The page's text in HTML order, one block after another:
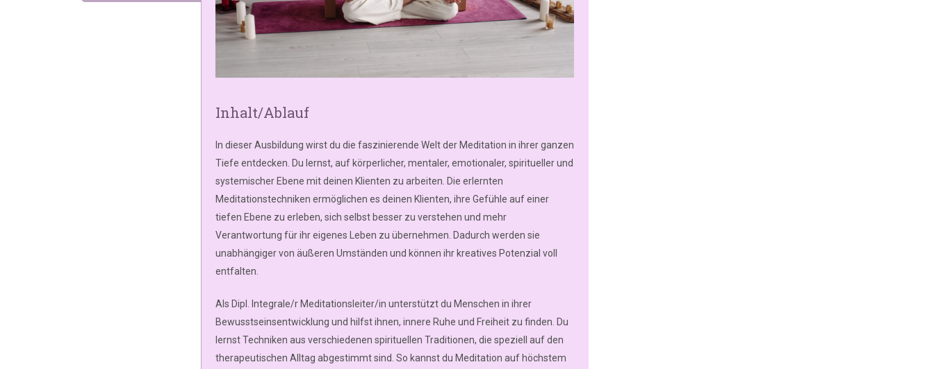
Inhalt/Ablauf
In dieser Ausbildung wirst du die faszinierende Welt der Meditation in ihrer ganzen
Tiefe entdecken. Du lernst, auf körperlicher, mentaler, emotionaler, spiritueller und
systemischer Ebene mit deinen Klienten zu arbeiten. Die erlernten
Meditationstechniken ermöglichen es deinen Klienten, ihre Gefühle auf einer
tiefen Ebene zu erleben, sich selbst besser zu verstehen und mehr
Verantwortung für ihr eigenes Leben zu übernehmen. Dadurch werden sie
unabhängiger von äußeren Umständen und können ihr kreatives Potenzial voll
entfalten.
Als Dipl. Integrale/r Meditationsleiter/in unterstützt du Menschen in ihrer
Bewusstseinsentwicklung und hilfst ihnen, innere Ruhe und Freiheit zu finden. Du
lernst Techniken aus verschiedenen spirituellen Traditionen, die speziell auf den
therapeutischen Alltag abgestimmt sind. So kannst du Meditation auf höchstem